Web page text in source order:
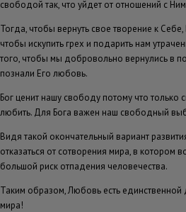
свободой так, что уйдет от отношений с
Тогда, чтобы вернуть свое творение к
чтобы искупить грех и подарить нам
того, чтобы мы добровольно вернулись в
познали Его любовь.
Бог ценит нашу свободу потому что
любить. Для Бога важен наш свободный
Видя такой окончательный вариант
отказаться от сотворения мира, в котором
большой риск отпадения человечества.
Таким образом, Любовь есть
мира!